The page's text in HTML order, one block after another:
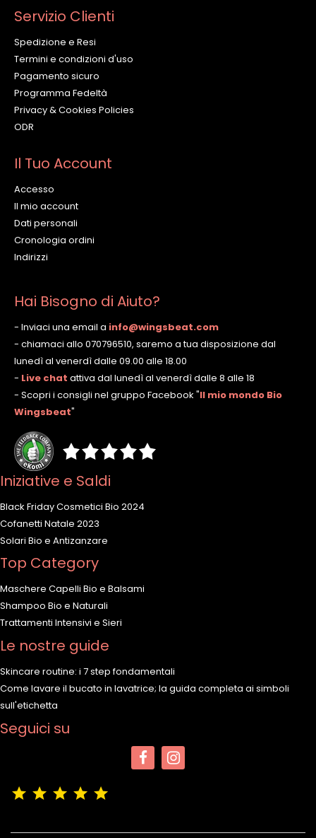
Servizio Clienti
Spedizione e Resi
Termini e condizioni d'uso
Pagamento sicuro
Programma Fedeltà
Privacy & Cookies Policies
ODR
Il Tuo Account
Accesso
Il mio account
Dati personali
Cronologia ordini
Indirizzi
Hai Bisogno di Aiuto?
- Inviaci una email a info@wingsbeat.com
- chiamaci allo 070796510, saremo a tua disposizione dal
lunedì al venerdì dalle 09.00 alle 18.00
- Live chat attiva dal lunedì al venerdì dalle 8 alle 18
- Scopri i consigli nel gruppo Facebook "Il mio mondo Bio
Wingsbeat"
Iniziative e Saldi
Black Friday Cosmetici Bio 2024
Cofanetti Natale 2023
Solari Bio e Antizanzare
Top Category
Maschere Capelli Bio e Balsami
Shampoo Bio e Naturali
Trattamenti Intensivi e Sieri
Le nostre guide
Skincare routine: i 7 step fondamentali
Come lavare il bucato in lavatrice; la guida completa ai simboli
sull'etichetta
Seguici su